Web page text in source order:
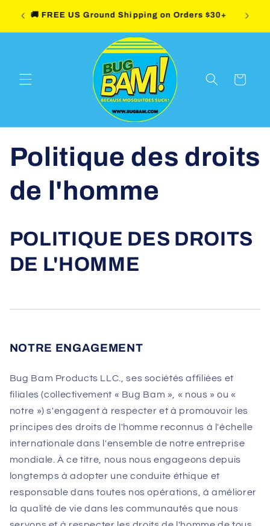
passer
Trusted Since 1997 · DEET-Free · USA Made ·
Family-Friendly · Pet-Friendly
🚚
Panier
Politique des droits
de l'homme
POLITIQUE DES DROITS
DE L'HOMME
NOTRE ENGAGEMENT
Bug Bam Products LLC., ses sociétés affiliées et
filiales (collectivement « Bug Bam », « nous » ou «
notre ») s'engagent à respecter et à promouvoir les
principes des droits de l'homme reconnus à l'échelle
internationale dans l'ensemble de notre entreprise
mondiale. À ce titre, nous nous engageons depuis
longtemps à adopter une conduite éthique et
responsable dans toutes nos opérations, à améliorer
la qualité de vie dans les communautés que nous